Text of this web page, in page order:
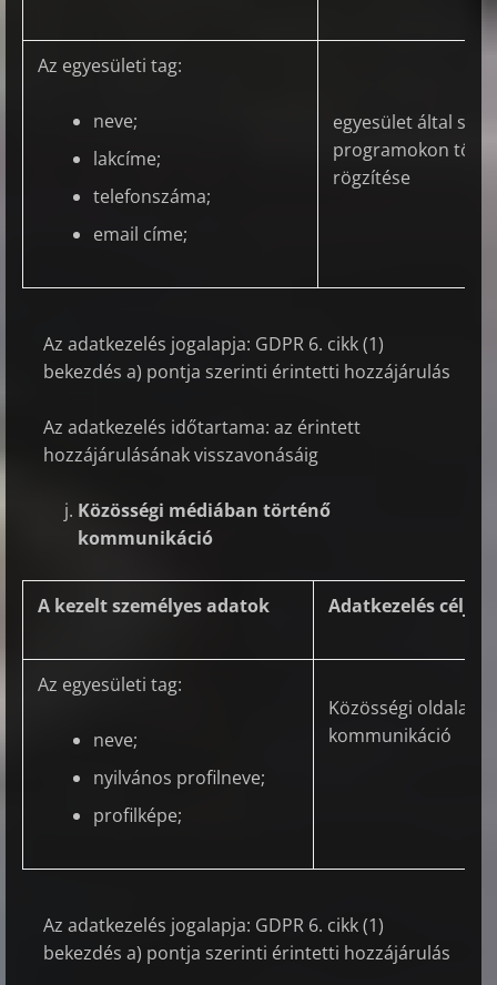
Az egyesületi tag:
neve;
lakcíme;
telefonszáma;
email címe;
egyesület által
programokon
rögzítése
Az adatkezelés jogalapja: GDPR 6. cikk (1)
bekezdés a) pontja szerinti érintetti hozzájárulás
Az adatkezelés időtartama: az érintett
hozzájárulásának visszavonásáig
Közösségi médiában történő
kommunikáció
A kezelt személyes adatok Adatkezelés célja
Az egyesületi tag:
neve;
nyilvános profilneve;
profilképe;
Közösségi
kommunikáció
Az adatkezelés jogalapja: GDPR 6. cikk (1)
bekezdés a) pontja szerinti érintetti hozzájárulás